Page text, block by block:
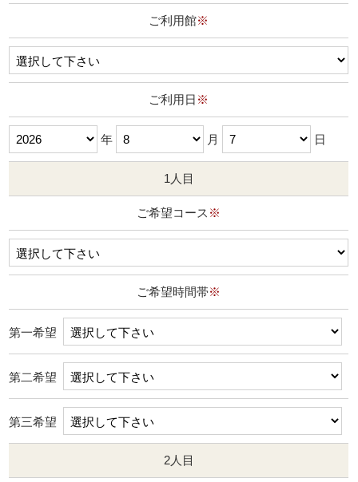
ご利用館※
ご利用日 ※
年 月 日
1人目
ご希望コース ※
ご希望時間帯※
第一希望
第二希望
第三希望
2人目